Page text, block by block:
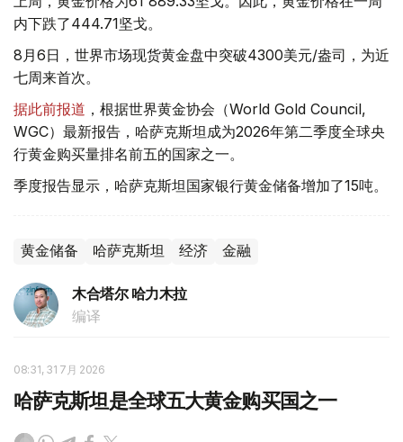
内下跌了444.71坚戈。
8月6日，世界市场现货黄金盘中突破4300美元/盎司，为近
七周来首次。
据此前报道 ，根据世界黄金协会（World Gold Council,
WGC）最新报告，哈萨克斯坦成为2026年第二季度全球央
行黄金购买量排名前五的国家之一。
季度报告显示，哈萨克斯坦国家银行黄金储备增加了15吨。
黄金储备 哈萨克斯坦 经济 金融
木合塔尔 哈力木拉
编译
08:31, 31 7月 2026
哈萨克斯坦是全球五大黄金购买国之一